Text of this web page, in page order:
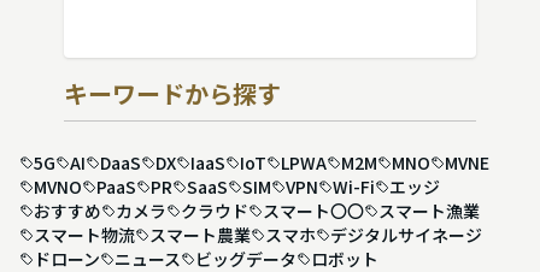
キーワードから探す
5G AI DaaS DX IaaS IoT LPWA M2M MNO
MVNE
MVNO
PaaS PR SaaS SIM VPN Wi-Fi
エッジ
おすすめ
カメラ クラウド スマート〇〇
スマート漁業
スマート物流
スマート農業 スマホ
デジタルサイネージ
ドローン
ニュース ビッグデータ ロボット